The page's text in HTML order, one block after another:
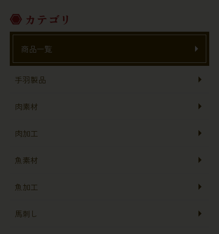
カテゴリ
商品一覧
手羽製品
肉素材
肉加工
魚素材
魚加工
馬刺し